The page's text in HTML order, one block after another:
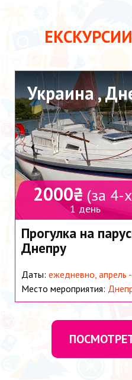
Украина ,
2000₴ (за 4-
1 день
Прогулка на
Днепру
Даты: ежедневно, апрель
Место мероприятия: